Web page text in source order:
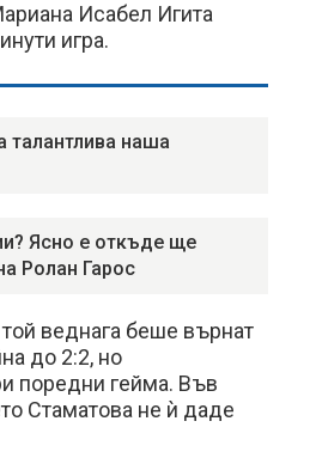
Исабел Игита
игра.
талантлива наша
Ясно е откъде ще
Ролан Гарос
веднага беше върнат
до 2:2, но
поредни гейма. Във
Стаматова не ѝ даде